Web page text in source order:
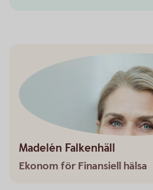
Madelén Falkenhäll
Ekonom för Finansiell hälsa